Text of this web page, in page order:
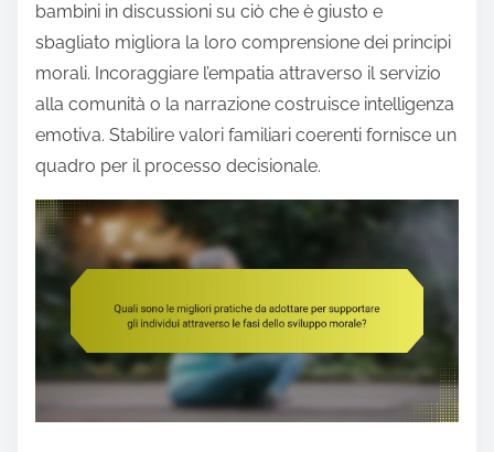
bambini in discussioni su ciò che è giusto e
sbagliato migliora la loro comprensione dei principi
morali. Incoraggiare l’empatia attraverso il servizio
alla comunità o la narrazione costruisce intelligenza
emotiva. Stabilire valori familiari coerenti fornisce un
quadro per il processo decisionale.